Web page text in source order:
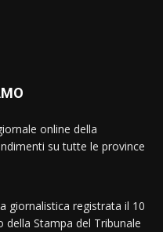
online della
su tutte le province
giornalistica registrata il 10
Stampa del Tribunale